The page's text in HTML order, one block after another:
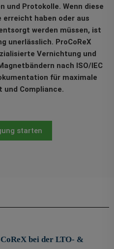
und Protokolle. Wenn diese
erreicht haben oder aus
werden müssen, ist
unerlässlich. ProCoReX
Vernichtung und
nach ISO/IEC
für maximale
und Compliance.
starten
bei der LTO- &